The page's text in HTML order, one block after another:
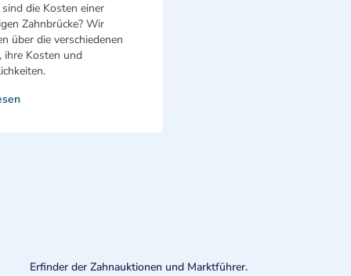
die Kosten einer
Zahnbrücke? Wir
über die verschiedenen
ihre Kosten und
Erfinder der Zahnauktionen und Marktführer.